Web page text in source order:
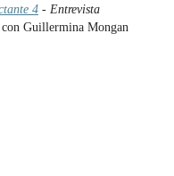
4 - Entrevista
Guillermina Mongan